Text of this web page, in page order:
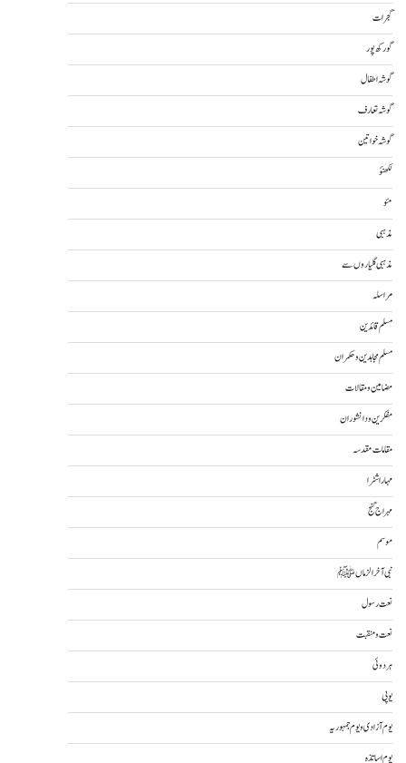
گجرات
گورکھ پور
گوشہ اطفال
گوشہ تعارف
گوشہ خواتین
لکھنؤ
مئو
مذہبی
مذہبی گلیاروں سے
مراسلہ
مسلم قائدین
مسلم مجاہدین و حکمران
مضامین و مقالات
مفکرین و دانشوران
مقامات مقدسہ
مہاراشٹرا
مہراج گنج
موسم
نبی آخرالزماںﷺ
نعت رسول
نعت و منقبت
ہردوئی
یوپی
یوم آزادی و یوم جمہوریہ
یوم اساتذہ